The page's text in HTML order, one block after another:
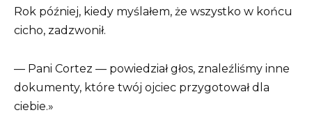
Rok później, kiedy myślałem, że wszystko w końcu
cicho, zadzwonił.
— Pani Cortez — powiedział głos, znaleźliśmy inne
dokumenty, które twój ojciec przygotował dla
ciebie.»